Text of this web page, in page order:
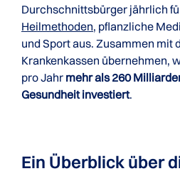
Durchschnittsbürger jährlich
Heilmethoden, pflanzliche
und Sport aus. Zusammen mit
Krankenkassen übernehmen,
pro Jahr mehr als 260
Gesundheit investiert.
Ein Überblick über